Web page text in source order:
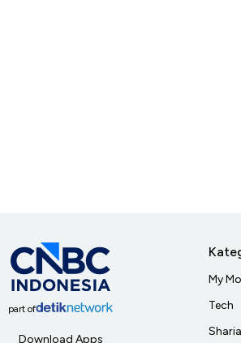
part of
Download Apps
My
Tech
Sharia